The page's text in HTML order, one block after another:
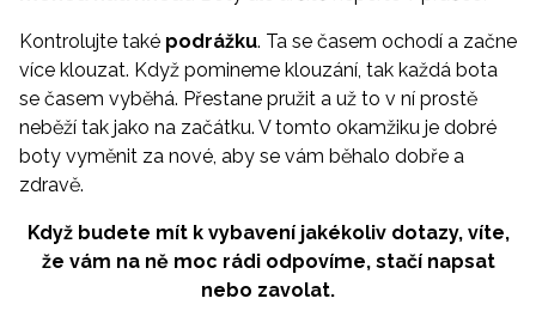
Kontrolujte také podrážku. Ta se časem ochodí a začne
více klouzat. Když pomineme klouzání, tak každá bota
se časem vyběhá. Přestane pružit a už to v ní prostě
neběží tak jako na začátku. V tomto okamžiku je dobré
boty vyměnit za nové, aby se vám běhalo dobře a
zdravě.
Když budete mít k vybavení jakékoliv dotazy, víte,
že vám na ně moc rádi odpovíme, stačí napsat
nebo zavolat.